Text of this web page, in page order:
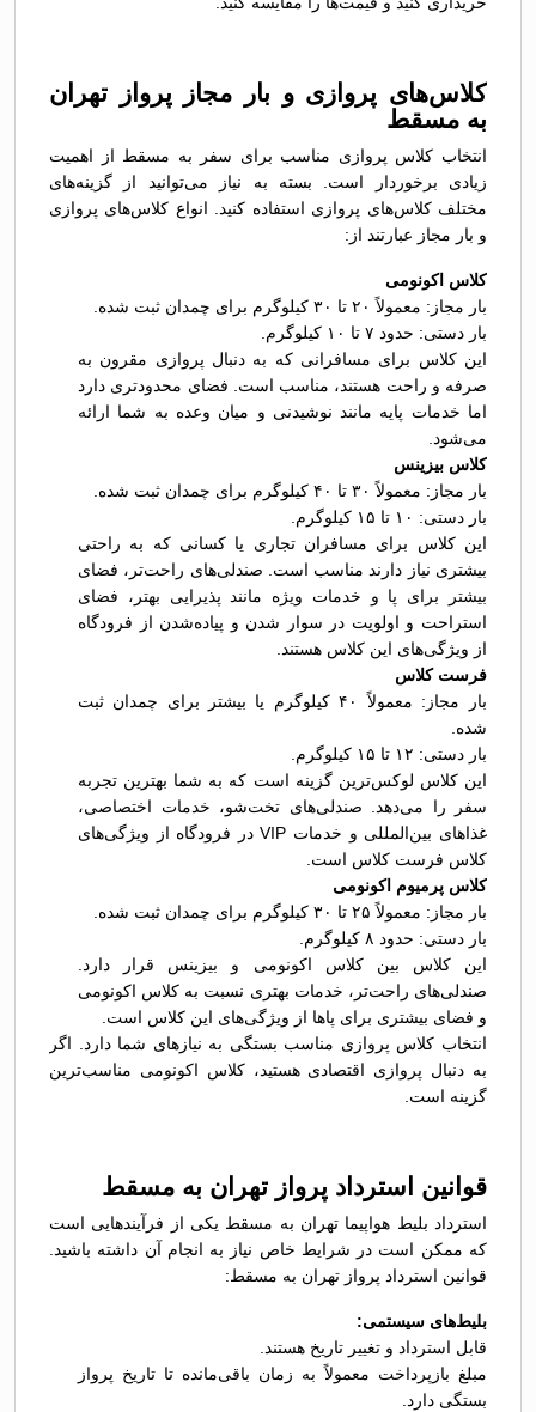
کلاس‌های پروازی و بار مجاز پرواز تهران
به مسقط
انتخاب کلاس پروازی مناسب برای سفر به مسقط از اهمیت
زیادی برخوردار است. بسته به نیاز می‌توانید از گزینه‌های
مختلف کلاس‌های پروازی استفاده کنید. انواع کلاس‌های پروازی
و بار مجاز عبارتند از:
کلاس اکونومی
بار مجاز: معمولاً ۲۰ تا ۳۰ کیلوگرم برای چمدان ثبت شده.
بار دستی: حدود ۷ تا ۱۰ کیلوگرم.
این کلاس برای مسافرانی که به دنبال پروازی مقرون به
صرفه و راحت هستند، مناسب است. فضای محدودتری دارد
اما خدمات پایه مانند نوشیدنی و میان وعده به شما ارائه
می‌شود.
کلاس بیزینس
بار مجاز: معمولاً ۳۰ تا ۴۰ کیلوگرم برای چمدان ثبت شده.
بار دستی: ۱۰ تا ۱۵ کیلوگرم.
این کلاس برای مسافران تجاری یا کسانی که به راحتی
بیشتری نیاز دارند مناسب است. صندلی‌های راحت‌تر، فضای
بیشتر برای پا و خدمات ویژه مانند پذیرایی بهتر، فضای
استراحت و اولویت در سوار شدن و پیاده‌شدن از فرودگاه
از ویژگی‌های این کلاس هستند.
فرست کلاس
بار مجاز: معمولاً ۴۰ کیلوگرم یا بیشتر برای چمدان ثبت
شده.
بار دستی: ۱۲ تا ۱۵ کیلوگرم.
این کلاس لوکس‌ترین گزینه است که به شما بهترین تجربه
سفر را می‌دهد. صندلی‌های تخت‌شو، خدمات اختصاصی،
غذاهای بین‌المللی و خدمات VIP در فرودگاه از ویژگی‌های
کلاس فرست کلاس است.
کلاس پرمیوم اکونومی
بار مجاز: معمولاً ۲۵ تا ۳۰ کیلوگرم برای چمدان ثبت شده.
بار دستی: حدود ۸ کیلوگرم.
این کلاس بین کلاس اکونومی و بیزینس قرار دارد.
صندلی‌های راحت‌تر، خدمات بهتری نسبت به کلاس اکونومی
و فضای بیشتری برای پاها از ویژگی‌های این کلاس است.
انتخاب کلاس پروازی مناسب بستگی به نیازهای شما دارد. اگر
به دنبال پروازی اقتصادی هستید، کلاس اکونومی مناسب‌ترین
گزینه است.
قوانین استرداد پرواز تهران به مسقط
استرداد بلیط هواپیما تهران به مسقط یکی از فرآیندهایی است
که ممکن است در شرایط خاص نیاز به انجام آن داشته باشید.
قوانین استرداد پرواز تهران به مسقط:
بلیط‌های سیستمی:
قابل استرداد و تغییر تاریخ هستند.
مبلغ بازپرداخت معمولاً به زمان باقی‌مانده تا تاریخ پرواز
بستگی دارد.